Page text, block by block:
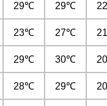
29℃ 29℃
23℃ 27℃
29℃ 30℃
28℃ 29℃